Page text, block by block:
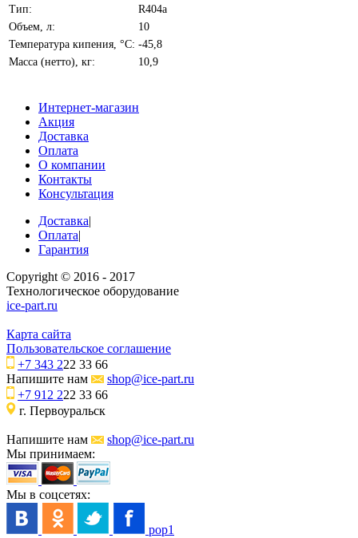
Тип:
R404a
Объем, л:
10
Температура кипения, °C: -45,8
Масса (нетто), кг:
10,9
Интернет-магазин
Акция
Доставка
Оплата
О компании
Контакты
Консультация
Доставка|
Оплата|
Гарантия
Copyright © 2016 - 2017
Технологическое оборудование
ice-part.ru
Карта сайта
Пользовательское соглашение
+7 343 222 33 66
Напишите нам
shop@ice-part.ru
+7 912 222 33 66
г. Первоуральск
Напишите нам
shop@ice-part.ru
Мы принимаем:
Мы в соцсетях:
pop1